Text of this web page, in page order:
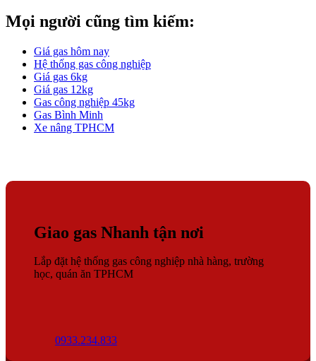
Mọi người cũng tìm kiếm:
Giá gas hôm nay
Hệ thống gas công nghiệp
Giá gas 6kg
Giá gas 12kg
Gas công nghiệp 45kg
Gas Bình Minh
Xe nâng TPHCM
Giao gas Nhanh tận nơi
Lắp đặt hệ thống gas công nghiệp nhà hàng, trường
học, quán ăn TPHCM
0933.234.833